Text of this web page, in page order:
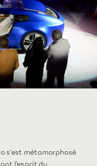
s’est métamorphosé
l’esprit du